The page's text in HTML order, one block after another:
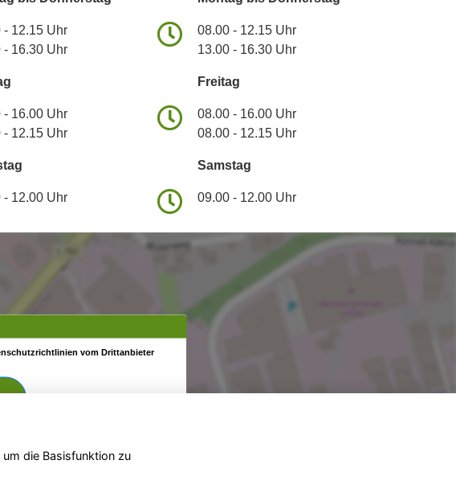
- 12.15 Uhr
- 16.30 Uhr
- 16.00 Uhr
- 12.15 Uhr
- 12.00 Uhr
08.00 - 12.15 Uhr
13.00 - 16.30 Uhr
Freitag
08.00 - 16.00 Uhr
08.00 - 12.15 Uhr
Samstag
09.00 - 12.00 Uhr
vom Drittanbieter
die Basisfunktion zu